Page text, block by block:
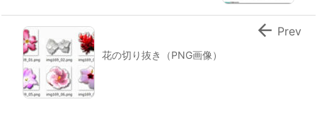
花の切り抜き（PNG画像）
 Prev